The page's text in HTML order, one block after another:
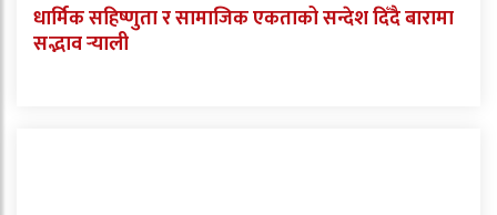
धार्मिक सहिष्णुता र सामाजिक एकताको सन्देश दिँदै बारामा
सद्भाव र्‍याली